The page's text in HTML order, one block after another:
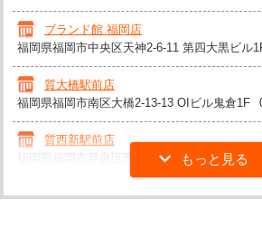
ブランド館 福岡店
福岡県福岡市中央区天神2-6-11 第四大黒ビル
質大橋駅前店
福岡県福岡市南区大橋2-13-13 OIビル鬼倉1F
質西新駅前店
福岡県福岡市早良区西新4-3-15
092-400-9875